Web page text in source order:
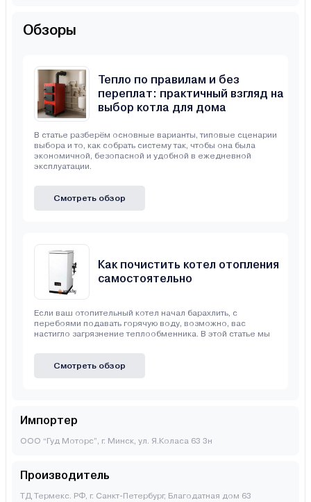
Обзоры
Тепло по правилам и без
переплат: практичный взгляд на
выбор котла для дома
В статье разберём основные варианты, типовые сценарии
выбора и то, как собрать систему так, чтобы она была
экономичной, безопасной и удобной в ежедневной
эксплуатации.
Смотреть обзор
Как почистить котел отопления
самостоятельно
Если ваш отопительный котел начал барахлить, с
перебоями подавать горячую воду, возможно, вас
настигло загрязнение теплообменника. В этой статье мы
Смотреть обзор
Импортер
ООО “Гуд Моторс”, г. Минск, ул. Я.Коласа 63 3н
Производитель
ТД Термекс. РФ, г. Санкт-Петербург, Благодатная дом 63